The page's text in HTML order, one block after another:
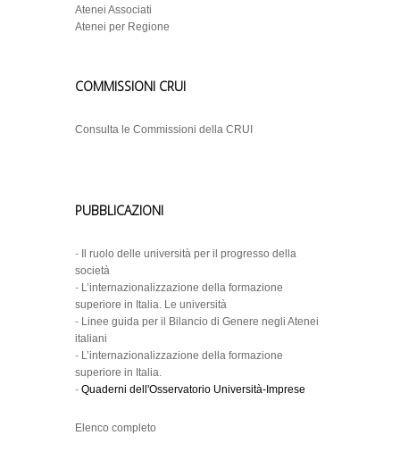
Atenei Associati
Atenei per Regione
COMMISSIONI CRUI
Consulta le Commissioni della CRUI
PUBBLICAZIONI
-
Il ruolo delle università per il progresso della
società
- L’internazionalizzazione della formazione
superiore in Italia. Le università
- Linee guida per il Bilancio di Genere negli Atenei
italiani
- L’internazionalizzazione della formazione
superiore in Italia.
- Quaderni dell'Osservatorio Università-Imprese
Elenco completo